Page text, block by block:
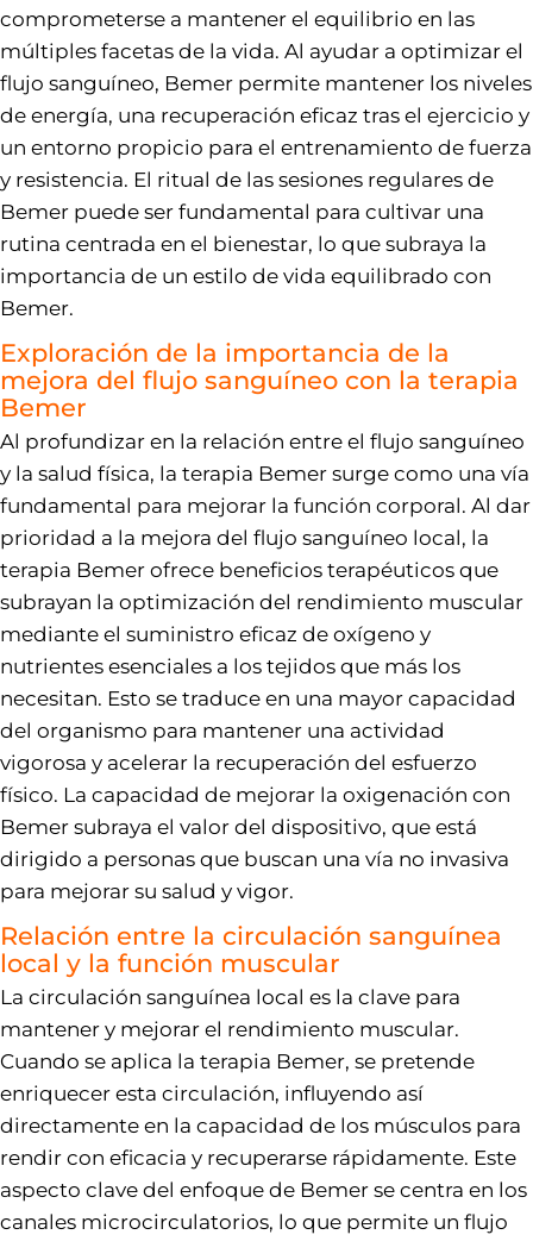
comprometerse a mantener el equilibrio en las
múltiples facetas de la vida. Al ayudar a optimizar el
flujo sanguíneo, Bemer permite mantener los niveles
de energía, una recuperación eficaz tras el ejercicio y
un entorno propicio para el entrenamiento de fuerza
y resistencia. El ritual de las sesiones regulares de
Bemer puede ser fundamental para cultivar una
rutina centrada en el bienestar, lo que subraya la
importancia de un estilo de vida equilibrado con
Bemer.
Exploración de la importancia de la
mejora del flujo sanguíneo con la terapia
Bemer
Al profundizar en la relación entre el flujo sanguíneo
y la salud física, la terapia Bemer surge como una vía
fundamental para mejorar la función corporal. Al dar
prioridad a la mejora del flujo sanguíneo local, la
terapia Bemer ofrece beneficios terapéuticos que
subrayan la optimización del rendimiento muscular
mediante el suministro eficaz de oxígeno y
nutrientes esenciales a los tejidos que más los
necesitan. Esto se traduce en una mayor capacidad
del organismo para mantener una actividad
vigorosa y acelerar la recuperación del esfuerzo
físico. La capacidad de mejorar la oxigenación con
Bemer subraya el valor del dispositivo, que está
dirigido a personas que buscan una vía no invasiva
para mejorar su salud y vigor.
Relación entre la circulación sanguínea
local y la función muscular
La circulación sanguínea local es la clave para
mantener y mejorar el rendimiento muscular.
Cuando se aplica la terapia Bemer, se pretende
enriquecer esta circulación, influyendo así
directamente en la capacidad de los músculos para
rendir con eficacia y recuperarse rápidamente. Este
aspecto clave del enfoque de Bemer se centra en los
canales microcirculatorios, lo que permite un flujo